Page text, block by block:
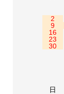
2
9
16
23
30
日